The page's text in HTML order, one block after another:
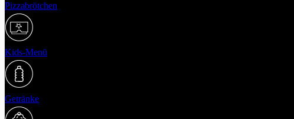
Pizzabrötchen
Kids-Menü
Getränke